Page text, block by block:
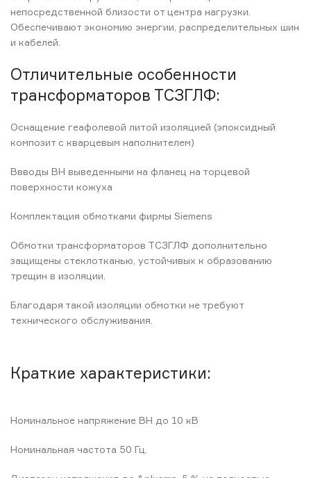
непосредственной близости от центра нагрузки.
Обеспечивают экономию энергии, распределительных шин
и кабелей.
Отличительные особенности
трансформаторов ТСЗГЛФ:
Оснащение геафолевой литой изоляцией (эпоксидный
композит с кварцевым наполнителем)
Ввводы ВН выведенными на фланец на торцевой
поверхности кожуха
Комплектация обмотками фирмы Siemens
Обмотки трансформаторов ТСЗГЛФ дополнительно
защищены стеклотканью, устойчивых к образованию
трещин в изоляции.
Благодаря такой изоляции обмотки не требуют
технического обслуживания.
Краткие характеристики:
Номинальное напряжение ВН до 10 кВ
Номинальная частота 50 Гц.